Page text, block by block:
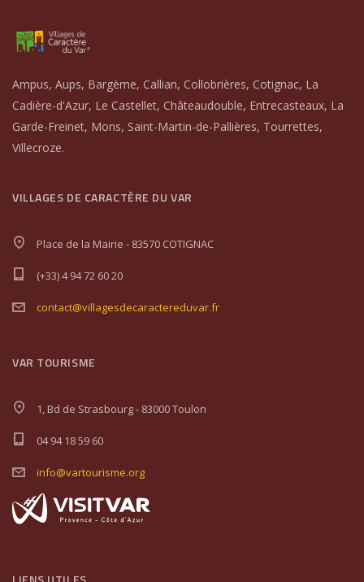
Ampus, Aups, Bargème, Callian, Collobrières, Cotignac, La
Cadière-d'Azur, Le Castellet, Châteaudouble, Entrecasteaux, La
Garde-Freinet, Mons, Saint-Martin-de-Pallières, Tourrettes,
Villecroze.
VILLAGES DE CARACTÈRE DU VAR
Place de la Mairie - 83570 COTIGNAC
(+33) 4 94 72 60 20
contact@villagesdecaractereduvar.fr
VAR TOURISME
1, Bd de Strasbourg - 83000 Toulon
04 94 18 59 60
info@vartourisme.org